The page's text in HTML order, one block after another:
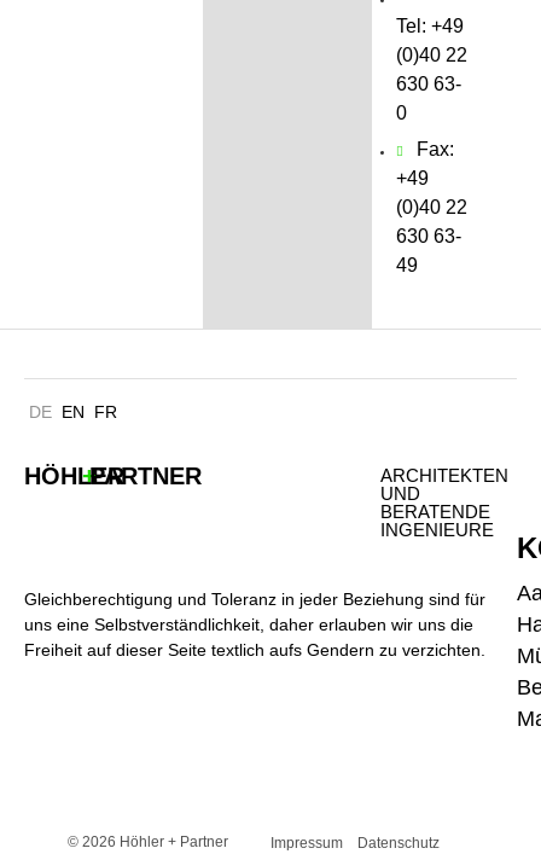
Tel: +49
(0)40 22
630 63-
0
Fax:
+49
(0)40 22
63‍0 63-
49
DE EN FR
HÖHLER
+PARTNER
ARCHITEKTEN
UND
BERATENDE
INGENIEURE
Gleichberechtigung und Toleranz in jeder Beziehung sind für
uns eine Selbstverständlichkeit, daher erlauben wir uns die
Freiheit auf dieser Seite textlich aufs Gendern zu verzichten.
© 2026 Höhler + Partner Impressum Datenschutz